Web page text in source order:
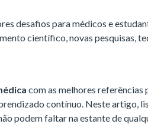
desafios para médicos e
científico, novas pesquisas,
com as melhores referências
contínuo. Neste artigo,
podem faltar na estante de